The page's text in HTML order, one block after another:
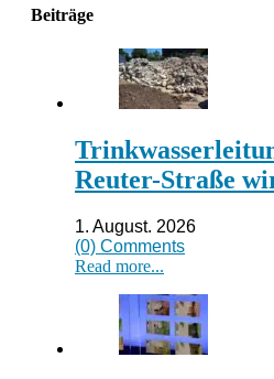
Beiträge
Reuter-Straße
1. August. 2026
(0) Comments
Read more...